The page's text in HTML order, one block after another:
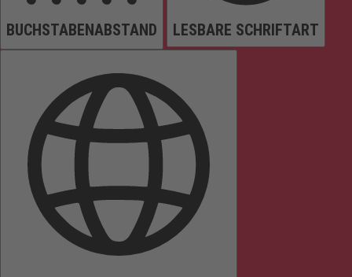
BUCHSTABENABSTAND LESBARE SCHRIFTART